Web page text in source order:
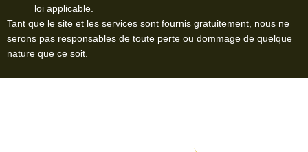
loi applicable.
Tant que le site et les services sont fournis gratuitement, nous ne
serons pas responsables de toute perte ou dommage de quelque
nature que ce soit.